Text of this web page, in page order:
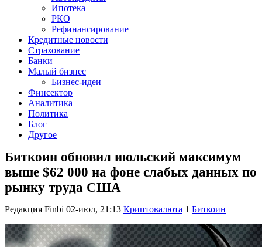
Ипотека
РКО
Рефинансирование
Кредитные новости
Страхование
Банки
Малый бизнес
Бизнес-идеи
Финсектор
Аналитика
Политика
Блог
Другое
Биткоин обновил июльский максимум
выше $62 000 на фоне слабых данных по
рынку труда США
Редакция Finbi 02-июл, 21:13 Криптовалюта 1 Биткоин